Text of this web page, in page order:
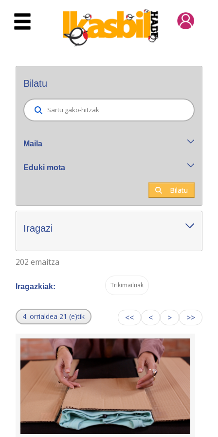
Eduki nagusira joan
Bilatu
Maila
Eduki mota
Bilatu
Iragazi
202 emaitza
Iragazkiak: Trikimailuak
4. orrialdea 21 (e)tik << < > >>